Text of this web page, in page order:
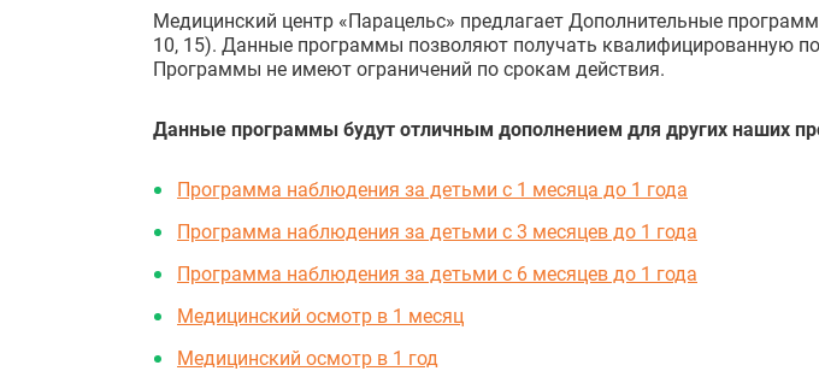
Медицинский центр «Парацельс» предлагает Дополнительные
10, 15). Данные программы позволяют получать квалифицированную
Программы не имеют ограничений по срокам действия.
Данные программы будут отличным дополнением для других наших
Программа наблюдения за детьми с 1 месяца до 1 года
Программа наблюдения за детьми с 3 месяцев до 1 года
Программа наблюдения за детьми с 6 месяцев до 1 года
Медицинский осмотр в 1 месяц
Медицинский осмотр в 1 год